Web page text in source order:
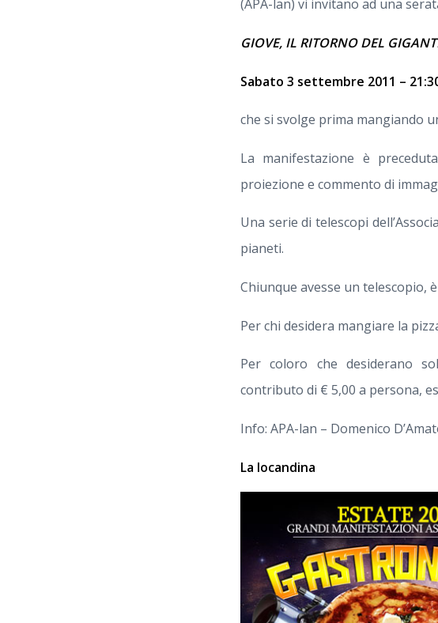
(APA-lan) vi invitano ad una
GIOVE, IL RITORNO DEL
Sabato 3 settembre 2011 –
che si svolge prima mangiando
La manifestazione è
proiezione e commento di
Una serie di telescopi
pianeti.
Chiunque avesse un telescopio,
Per chi desidera mangiare la
Per coloro che desiderano
contributo di € 5,00 a persona,
Info: APA-lan – Domenico
La locandina